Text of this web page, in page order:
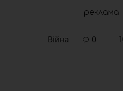
реклама
Війна 0